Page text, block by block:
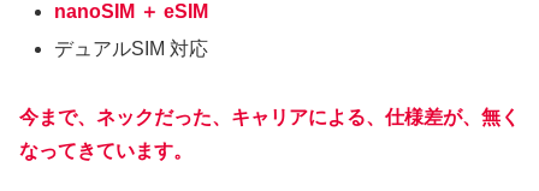
nanoSIM ＋ eSIM
デュアルSIM 対応
今まで、ネックだった、キャリアによる、仕様差が、無く
なってきています。